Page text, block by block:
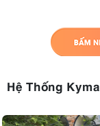
Hệ Thống Kyma